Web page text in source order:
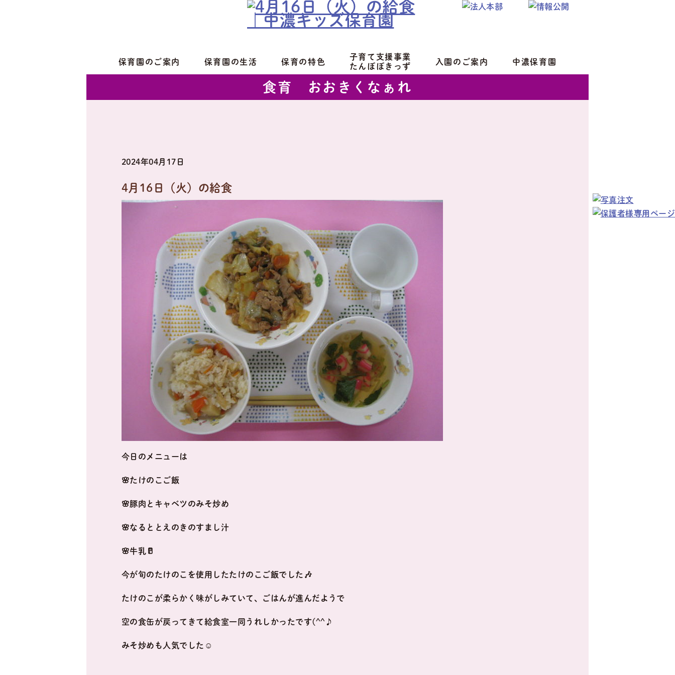
保育園のご案内 保育園の生活 保育の特色
子育て支援事業
たんぽぽきっず
入園のご案内 中濃保育園
食育 おおきくなぁれ
2024年04月17日
4月16日（火）の給食
今日のメニューは
🌸たけのこご飯
🌸豚肉とキャベツのみそ炒め
🌸なるととえのきのすまし汁
🌸牛乳🥛
今が旬のたけのこを使用したたけのこご飯でした🎶
たけのこが柔らかく味がしみていて、ごはんが進んだようで
空の食缶が戻ってきて給食室一同うれしかったです(^^♪
みそ炒めも人気でした☺